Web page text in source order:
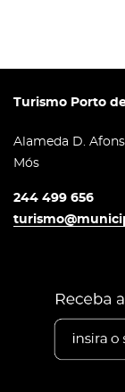
Turismo Porto
Alameda D.
Mós
244 499 656